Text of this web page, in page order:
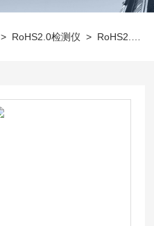
> RoHS2.0检测仪 > RoHS2.0检测仪器